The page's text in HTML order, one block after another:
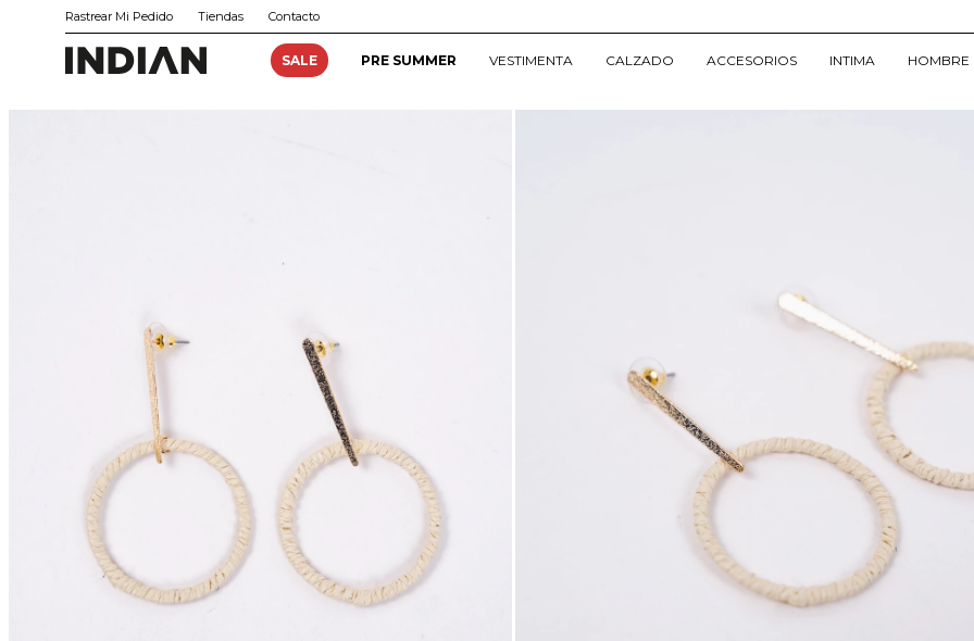
SALE PRE SUMMER VESTIMENTA CALZADO ACCESORIOS INTIMA HOMBRE
Rastrear Mi Pedido Tiendas Contacto